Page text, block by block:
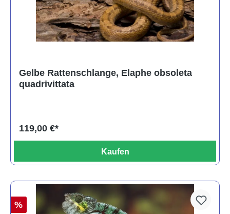
Gelbe Rattenschlange, Elaphe obsoleta
quadrivittata
119,00 €*
Kaufen
%